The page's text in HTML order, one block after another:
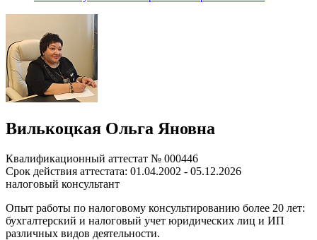
Вилькоцкая Ольга Яновна
Квалификационный аттестат № 000446
Срок действия аттестата: 01.04.2002 - 05.12.2026
налоговый консультант
Опыт работы по налоговому консультированию более 20 лет:
бухгалтерский и налоговый учет юридических лиц и ИП
различных видов деятельности.